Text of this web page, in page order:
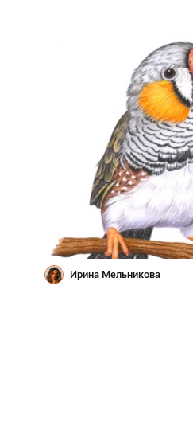
Ирина Мельникова